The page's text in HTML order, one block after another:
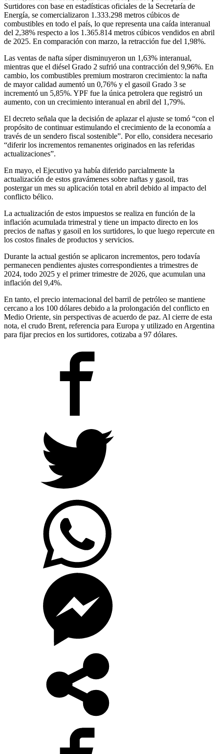
Surtidores con base en estadísticas oficiales de la Secretaría de
Energía, se comercializaron 1.333.298 metros cúbicos de
combustibles en todo el país, lo que representa una caída interanual
del 2,38% respecto a los 1.365.814 metros cúbicos vendidos en abril
de 2025. En comparación con marzo, la retracción fue del 1,98%.
Las ventas de nafta súper disminuyeron un 1,63% interanual,
mientras que el diésel Grado 2 sufrió una contracción del 9,96%. En
cambio, los combustibles premium mostraron crecimiento: la nafta
de mayor calidad aumentó un 0,76% y el gasoil Grado 3 se
incrementó un 5,85%. YPF fue la única petrolera que registró un
aumento, con un crecimiento interanual en abril del 1,79%.
El decreto señala que la decisión de aplazar el ajuste se tomó “con el
propósito de continuar estimulando el crecimiento de la economía a
través de un sendero fiscal sostenible”. Por ello, considera necesario
“diferir los incrementos remanentes originados en las referidas
actualizaciones”.
En mayo, el Ejecutivo ya había diferido parcialmente la
actualización de estos gravámenes sobre naftas y gasoil, tras
postergar un mes su aplicación total en abril debido al impacto del
conflicto bélico.
La actualización de estos impuestos se realiza en función de la
inflación acumulada trimestral y tiene un impacto directo en los
precios de naftas y gasoil en los surtidores, lo que luego repercute en
los costos finales de productos y servicios.
Durante la actual gestión se aplicaron incrementos, pero todavía
permanecen pendientes ajustes correspondientes a trimestres de
2024, todo 2025 y el primer trimestre de 2026, que acumulan una
inflación del 9,4%.
En tanto, el precio internacional del barril de petróleo se mantiene
cercano a los 100 dólares debido a la prolongación del conflicto en
Medio Oriente, sin perspectivas de acuerdo de paz. Al cierre de esta
nota, el crudo Brent, referencia para Europa y utilizado en Argentina
para fijar precios en los surtidores, cotizaba a 97 dólares.